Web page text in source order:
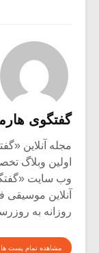
گفتگوی
اولین وبلاگ
وب سایت
آنلاین
روزانه به
مشاهده تمام پست ها